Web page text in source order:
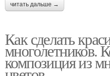
читать дальше →
Как сделать
многолетников.
композиция из